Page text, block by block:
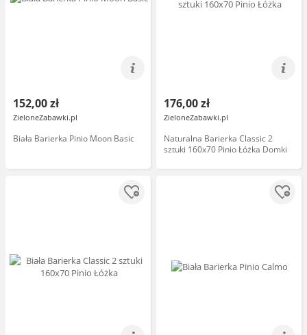
152,00 zł
ZieloneZabawki.pl
Biała Barierka Pinio Moon Basic
176,00 zł
ZieloneZabawki.pl
Naturalna Barierka Classic 2
sztuki 160x70 Pinio Łóżka Domki